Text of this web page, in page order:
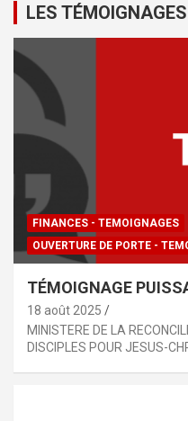
LES TÉMOIGNAGES
FINANCES - TEMOIGNAGES
OUVERTURE DE PORTE -
TÉMOIGNAGE
18 août 2025
MINISTERE DE LA
DISCIPLES POUR JESUS-